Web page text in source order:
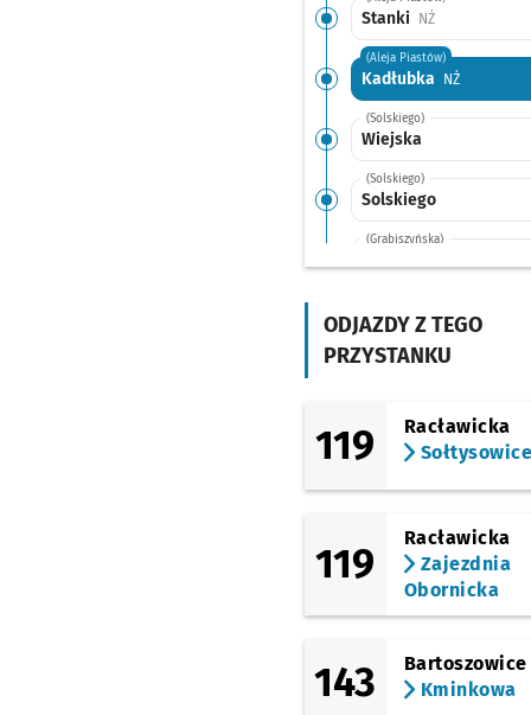
Stanki NŻPrzystanek na
(Aleja Piastów)
Kadłubka NŻPrzystanek
(Solskiego)
Wiejska
(Solskiego)
Solskiego
(Grabiszyńska)
(Hallera)
(Inżynierska)
Inżynierska
(Krucza)
Krucza
(Wielka)
(Świdnicka)
Arkady (Capitol)
ODJAZDY Z TEGO
PRZYSTANKU
119
Racławicka
Sołtysowice
119
Racławicka
Zajezdnia
Obornicka
143
Bartoszowice
Kminkowa